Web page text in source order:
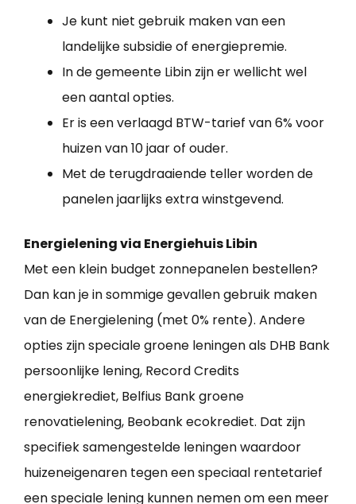
Je kunt niet gebruik maken van een
landelijke subsidie of energiepremie.
In de gemeente Libin zijn er wellicht wel
een aantal opties.
Er is een verlaagd BTW-tarief van 6% voor
huizen van 10 jaar of ouder.
Met de terugdraaiende teller worden de
panelen jaarlijks extra winstgevend.
Energielening via Energiehuis Libin
Met een klein budget zonnepanelen bestellen?
Dan kan je in sommige gevallen gebruik maken
van de Energielening (met 0% rente). Andere
opties zijn speciale groene leningen als DHB Bank
persoonlijke lening, Record Credits
energiekrediet, Belfius Bank groene
renovatielening, Beobank ecokrediet. Dat zijn
specifiek samengestelde leningen waardoor
huizeneigenaren tegen een speciaal rentetarief
een speciale lening kunnen nemen om een meer